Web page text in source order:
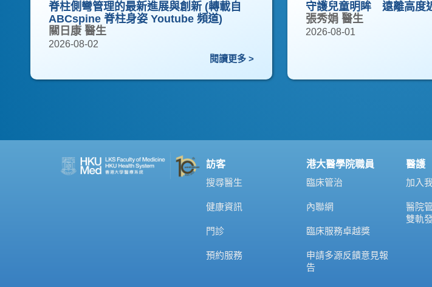
脊柱側彎管理的最新進展與創新 (轉載自
ABCspine 脊柱身姿 Youtube 頻道)
關日康 醫生
2026-08-02
閱讀更多 >
守護兒童明眸 遠離高度
張秀娟 醫生
2026-08-01
訪客
搜尋醫生
健康資訊
門診
預約服務
港大醫學院職員
臨床管治
內聯網
臨床服務卓越獎
申請多源反饋意見報
告
醫護
加入
醫院
雙軌